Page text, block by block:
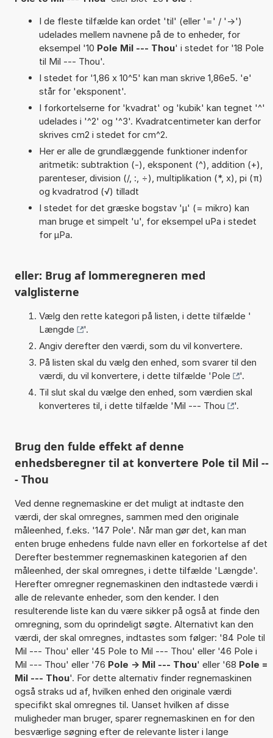
I de fleste tilfælde kan ordet 'til' (eller '=' / '->')
udelades mellem navnene på de to enheder, for
eksempel '10 Pole Mil --- Thou' i stedet for '18 Pole
til Mil --- Thou'.
I stedet for '1,86 x 10^5' kan man skrive 1,86e5. 'e'
står for 'eksponent'.
I forkortelserne for 'kvadrat' og 'kubik' kan tegnet '^'
udelades i '^2' og '^3'. Kvadratcentimeter kan derfor
skrives cm2 i stedet for cm^2.
Her er alle de grundlæggende funktioner indenfor
aritmetik: subtraktion (-), eksponent (^), addition (+),
parenteser, division (/, :, ÷), multiplikation (*, x), pi (π)
og kvadratrod (√) tilladt
I stedet for det græske bogstav 'µ' (= mikro) kan
man bruge et simpelt 'u', for eksempel uPa i stedet
for µPa.
eller: Brug af lommeregneren med
valglisterne
Vælg den rette kategori på listen, i dette tilfælde '
Længde
'.
Angiv derefter den værdi, som du vil konvertere.
På listen skal du vælg den enhed, som svarer til den
værdi, du vil konvertere, i dette tilfælde 'Pole
'.
Til slut skal du vælge den enhed, som værdien skal
konverteres til, i dette tilfælde 'Mil --- Thou '.
Brug den fulde effekt af denne
enhedsberegner til at konvertere Pole til Mil --
- Thou
Ved denne regnemaskine er det muligt at indtaste den
værdi, der skal omregnes, sammen med den originale
måleenhed, f.eks. '147 Pole'. Når man gør det, kan man
enten bruge enhedens fulde navn eller en forkortelse af det
Derefter bestemmer regnemaskinen kategorien af den
måleenhed, der skal omregnes, i dette tilfælde 'Længde'.
Herefter omregner regnemaskinen den indtastede værdi i
alle de relevante enheder, som den kender. I den
resulterende liste kan du være sikker på også at finde den
omregning, som du oprindeligt søgte. Alternativt kan den
værdi, der skal omregnes, indtastes som følger: '84 Pole til
Mil --- Thou' eller '45 Pole to Mil --- Thou' eller '46 Pole i
Mil --- Thou' eller '76 Pole -> Mil --- Thou' eller '68 Pole =
Mil --- Thou'. For dette alternativ finder regnemaskinen
også straks ud af, hvilken enhed den originale værdi
specifikt skal omregnes til. Uanset hvilken af disse
muligheder man bruger, sparer regnemaskinen en for den
besværlige søgning efter de relevante lister i lange